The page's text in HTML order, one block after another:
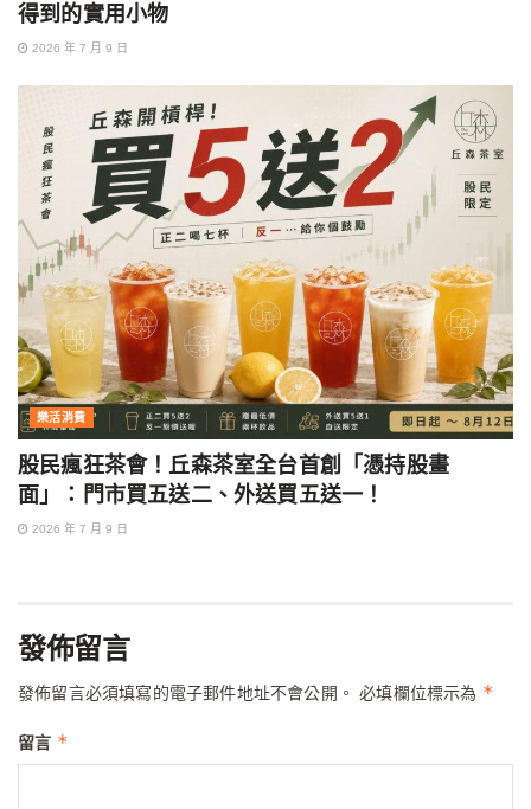
得到的實用小物
2026 年 7 月 9 日
樂活消費
股民瘋狂茶會！丘森茶室全台首創「憑持股畫
面」：門市買五送二、外送買五送一！
2026 年 7 月 9 日
發佈留言
發佈留言必須填寫的電子郵件地址不會公開。 必填欄位標示為 *
留言 *